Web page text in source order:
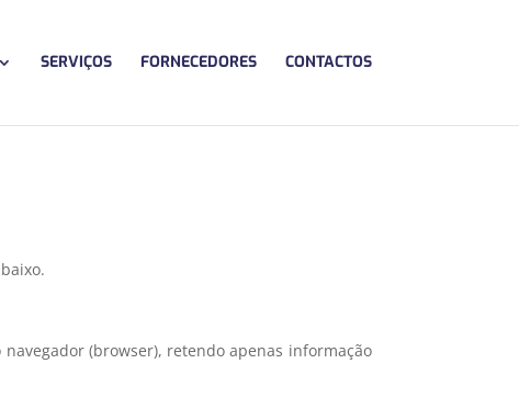
SERVIÇOS FORNECEDORES CONTACTOS
(browser), retendo apenas informação